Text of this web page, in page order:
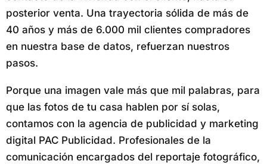
posterior venta. Una trayectoria sólida de más de
40 años y más de 6.000 mil clientes compradores
en nuestra base de datos, refuerzan nuestros
pasos.
Porque una imagen vale más que mil palabras, para
que las fotos de tu casa hablen por sí solas,
contamos con la agencia de publicidad y marketing
digital PAC Publicidad. Profesionales de la
comunicación encargados del reportaje fotográfico,